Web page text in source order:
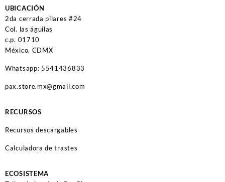
UBICACIÓN
2da cerrada pilares #24
Col. las águilas
c.p. 01710
México, CDMX
Whatsapp: 5541436833
pax.store.mx@gmail.com
RECURSOS
Recursos descargables
Calculadora de trastes
ECOSISTEMA